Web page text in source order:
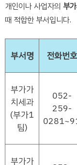
개인이나 사업자의 부
때 적합한 부서입니다.
부서명 전화번호
부가가
치세과
(부가1
팀)
052-
259-
부가가